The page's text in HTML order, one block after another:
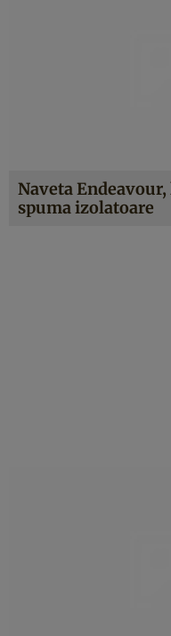
Naveta
spuma izolatoare